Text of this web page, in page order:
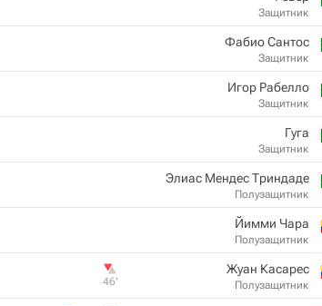
Защитник
Фабио Сантос
Защитник
Игор Рабелло
Защитник
Гуга
Защитник
Элиас Мендес Триндаде
Полузащитник
Йимми Чара
Полузащитник
Жуан Касарес
Полузащитник
46‎’‎